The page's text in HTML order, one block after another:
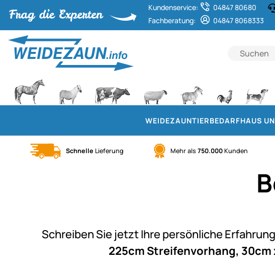
Kundenservice:
04847 80680
Fachberatung:
04847 8068333
WEIDEZAUNTIERBEDARFHAUS
Schnelle Lieferung Mehr als 750.000Kunden
Schreiben Sie jetzt Ihre persönliche
225cm Streifenvorhang,